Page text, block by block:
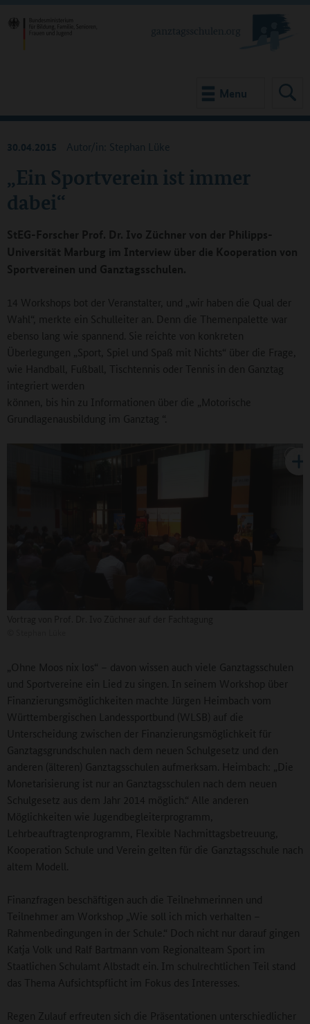
Menu
„Ein Sportverein ist immer
dabei“
30.04.2015 Autor/in: Stephan Lüke
StEG-Forscher Prof. Dr. Ivo Züchner von der Philipps-
Universität Marburg im Interview über die Kooperation von
Sportvereinen und Ganztagsschulen.
14 Workshops bot der Veranstalter, und „wir haben die Qual der
Wahl“, merkte ein Schulleiter an. Denn die Themenpalette war
ebenso lang wie spannend. Sie reichte von konkreten
Überlegungen „Sport, Spiel und Spaß mit Nichts“ über die Frage,
wie Handball, Fußball, Tischtennis oder Tennis in den Ganztag
integriert werden
können, bis hin zu Informationen über die „Motorische
Grundlagenausbildung im Ganztag “.
„Ohne Moos nix los“ – davon wissen auch viele Ganztagsschulen
und Sportvereine ein Lied zu singen. In seinem Workshop über
Finanzierungsmöglichkeiten machte Jürgen Heimbach vom
Württembergischen Landessportbund (WLSB) auf die
Unterscheidung zwischen der Finanzierungsmöglichkeit für
Ganztagsgrundschulen nach dem neuen Schulgesetz und den
anderen (älteren) Ganztagsschulen aufmerksam. Heimbach: „Die
Monetarisierung ist nur an Ganztagsschulen nach dem neuen
Schulgesetz aus dem Jahr 2014 möglich.“ Alle anderen
Möglichkeiten wie Jugendbegleiterprogramm,
Lehrbeauftragtenprogramm, Flexible Nachmittagsbetreuung,
Kooperation Schule und Verein gelten für die Ganztagsschule nach
altem Modell.
Finanzfragen beschäftigen auch die Teilnehmerinnen und
Teilnehmer am Workshop „Wie soll ich mich verhalten –
Rahmenbedingungen in der Schule.“ Doch nicht nur darauf gingen
Katja Volk und Ralf Bartmann vom Regionalteam Sport im
Staatlichen Schulamt Albstadt ein. Im schulrechtlichen Teil stand
das Thema Aufsichtspflicht im Fokus des Interesses.
Regen Zulauf erfreuten sich die Präsentationen unterschiedlicher